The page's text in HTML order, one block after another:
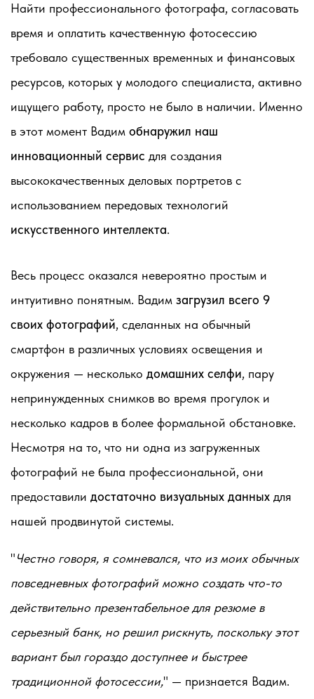
Найти профессионального фотографа, согласовать
время и оплатить качественную фотосессию
требовало существенных временных и финансовых
ресурсов, которых у молодого специалиста, активно
ищущего работу, просто не было в наличии. Именно
в этот момент Вадим обнаружил наш
инновационный сервис для создания
высококачественных деловых портретов с
использованием передовых технологий
искусственного интеллекта.
Весь процесс оказался невероятно простым и
интуитивно понятным. Вадим загрузил всего 9
своих фотографий, сделанных на обычный
смартфон в различных условиях освещения и
окружения — несколько домашних селфи, пару
непринужденных снимков во время прогулок и
несколько кадров в более формальной обстановке.
Несмотря на то, что ни одна из загруженных
фотографий не была профессиональной, они
предоставили достаточно визуальных данных для
нашей продвинутой системы.
"Честно говоря, я сомневался, что из моих обычных
повседневных фотографий можно создать что-то
действительно презентабельное для резюме в
серьезный банк, но решил рискнуть, поскольку этот
вариант был гораздо доступнее и быстрее
традиционной фотосессии," — признается Вадим.